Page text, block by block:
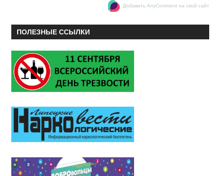
Добавить AnyComment на свой сайт
ПОЛЕЗНЫЕ ССЫЛКИ